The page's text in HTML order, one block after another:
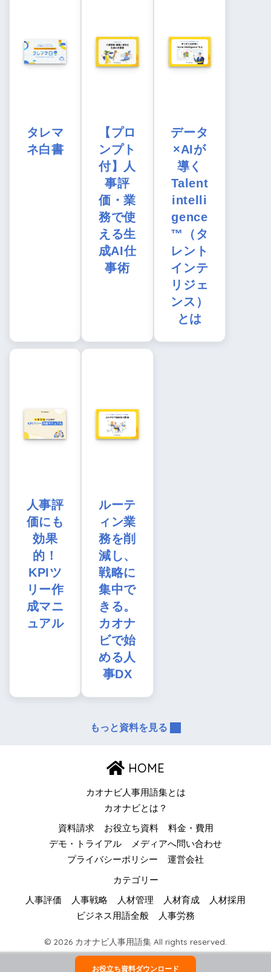
タレマ
ネ白書
【プロ
ンプト
付】人
事評
価・業
務で使
える生
成AI仕
事術
データ
×AIが
導く
Talent
intelli
gence
™（タ
レント
インテ
リジェ
ンス）
とは
人事評
価にも
効果
的！
KPIツ
リー作
成マニ
ュアル
ルーテ
ィン業
務を削
減し、
戦略に
集中で
きる。
カオナ
ビで始
める人
事DX
もっと資料を見る
HOME
カオナビ人事用語集とは
カオナビとは？
資料請求 お役立ち資料
料金・費用
デモ・トライアル
メディアへ問い合わせ
プライバシーポリシー
運営会社
カテゴリー
人事評価 人事戦略 人材管理 人材育成
人材採用
ビジネス用語全般
人事労務
© 2026 カオナビ人事用語集 All rights reserved.
お役立ち資料ダウンロード